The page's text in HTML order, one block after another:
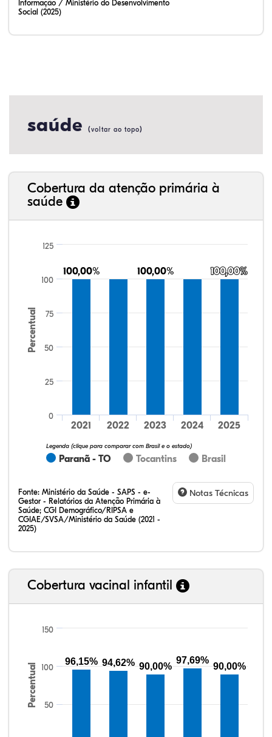
Informação / Ministério do Desenvolvimento
Social (2025)
saúde (voltar ao topo)
Cobertura da atenção primária à
saúde
Percentual
100,00%
100,00% 100,00%
100,00% 100,00%
100,00%
Paranã - TO Tocantins Brasil
Legenda (clique para comparar com Brasil e o estado)
2021 2022 2023 2024 2025
0
25
50
75
100
125
Fonte: Ministério da Saúde - SAPS - e-
Gestor - Relatórios da Atenção Primária à
Saúde; CGI Demográfico/RIPSA e
CGIAE/SVSA/Ministério da Saúde (2021 -
2025)
Notas Técnicas
Cobertura vacinal infantil
Percentual 50
100
150
96,15% 94,62% 90,00%
97,69%
90,00%